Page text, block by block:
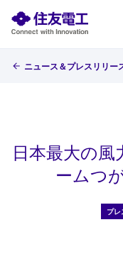
ニュース＆プレスリリー
日本最大の風
ームつ
プレ